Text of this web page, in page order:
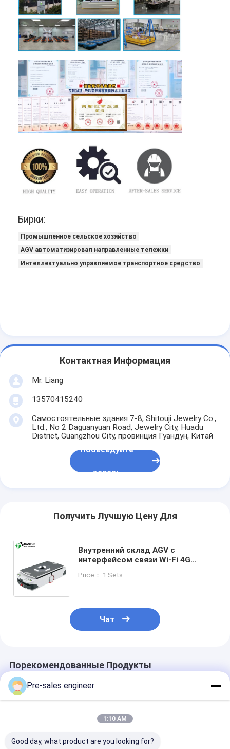
Бирки:
Промышленное сельское хозяйство
AGV автоматизировал направленные тележки
Интеллектуально управляемое транспортное средство
Контактная Информация
Mr. Liang
13570415240
Самостоятельные здания 7-8, Shitouji Jewelry Co.,
Ltd., No 2 Daguanyuan Road, Jewelry City, Huadu
District, Guangzhou City, провинция Гуандун, Китай
Побеседуйте
теперь
Получить Лучшую Цену Для
Внутренний склад AGV с
интерфейсом связи Wi-Fi 4G
кг и методом привода на четырех
Price： 1 Sets
Чат
Порекомендованные Продукты
Pre-sales engineer
1:10 AM
Good day, what product are you looking for?